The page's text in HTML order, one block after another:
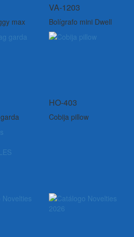
max
VA-1203
Bolígrafo mini Dwell
HO-403
Cobija pillow